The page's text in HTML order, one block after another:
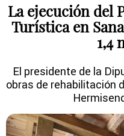
La ejecución del
Turística en
1,4
El presidente de la
obras de rehabilitación